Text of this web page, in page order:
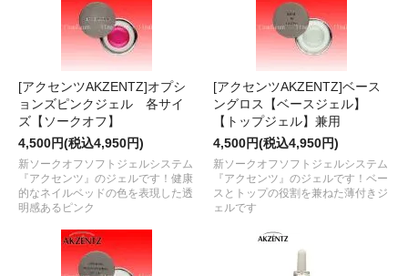
[アクセンツAKZENTZ]オプシ
ョンズピンクジェル 各サイ
ズ【ソークオフ】
4,500円(税込4,950円)
新ソークオフソフトジェルシステム
『アクセンツ』のジェルです！健康
的なネイルベッドの色を表現した透
明感あるピンク
[アクセンツAKZENTZ]ベース
ングロス【ベースジェル】
【トップジェル】兼用
4,500円(税込4,950円)
新ソークオフソフトジェルシステム
『アクセンツ』のジェルです！ベー
スとトップの役割を兼ねた薄付きジ
ェルです